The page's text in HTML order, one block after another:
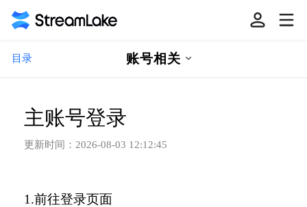
目录 账号相关
主账号登录
更新时间： 2026-08-03 12:12:45
1.前往登录页面